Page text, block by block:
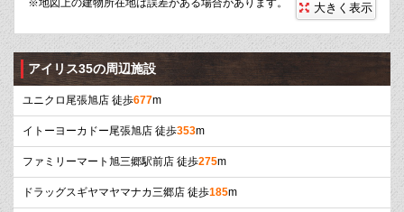
※地図上の建物所在地は誤差がある場合があります。 大きく表示
アイリス35の周辺施設
ユニクロ尾張旭店 徒歩677m
イトーヨーカドー尾張旭店 徒歩353m
ファミリーマート旭三郷駅前店 徒歩275m
ドラッグスギヤマヤマナカ三郷店 徒歩185m